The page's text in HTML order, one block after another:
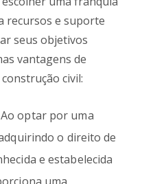
recursos e suporte
seus objetivos
vantagens de
civil:
optar por uma
o direito de
e estabelecida
uma